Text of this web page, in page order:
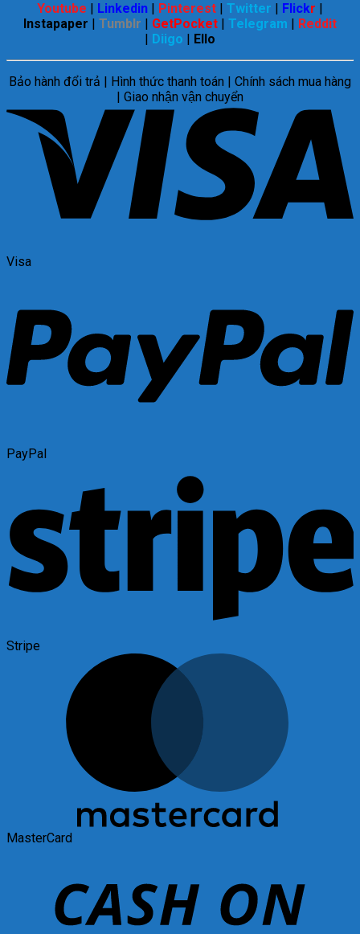
Youtube
Linkedin Pinterest Twitter Flickr
Instapaper
Tumblr GetPocket Telegram
Reddit
Diigo Ello
Bảo hành đổi trả | Hình thức thanh toán | Chính sách mua hàng
| Giao nhận vận chuyển
Visa
PayPal
Stripe
MasterCard